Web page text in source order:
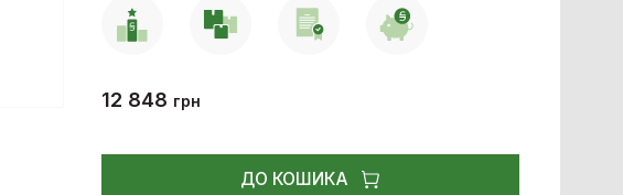
12 848 грн
ДО КОШИКА